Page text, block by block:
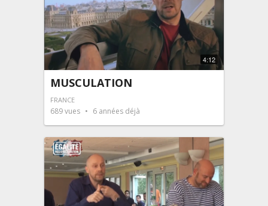
4:12
MUSCULATION
FRANCE
689vues 6 années déjà